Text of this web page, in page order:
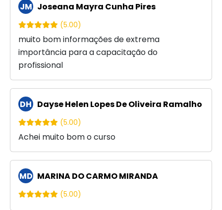
JM Joseana Mayra Cunha Pires
(5.00)
muito bom informações de extrema
importância para a capacitação do
profissional
DH Dayse Helen Lopes De Oliveira Ramalho
(5.00)
Achei muito bom o curso
MD MARINA DO CARMO MIRANDA
(5.00)